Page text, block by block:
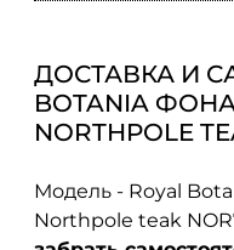
ДОСТАВКА И
BOTANIA
NORTHPOLE
Модель - Royal
Northpole teak